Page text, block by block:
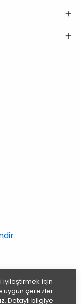
iyileştirmek için
uygun çerezler
Detaylı bilgiye